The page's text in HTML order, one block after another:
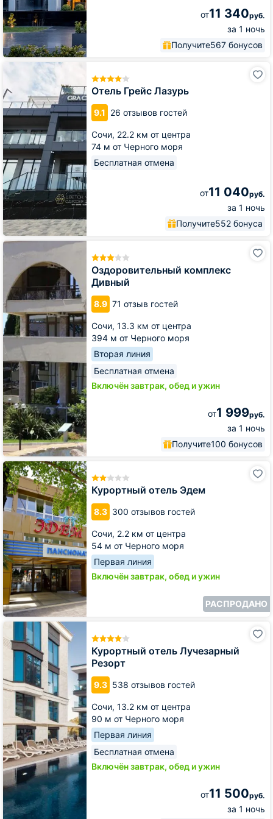
от11 340руб.
за 1 ночь
Получите567 бонусов
Отель Грейс Лазурь
9.1 26 отзывов гостей
Сочи, 22.2 км от центра
74 м от Черного моря
Бесплатная отмена
от11 040руб.
за 1 ночь
Получите552 бонуса
Грейс
Лазурь
Оздоровительный комплекс
Дивный
8.9 71 отзыв гостей
Сочи, 13.3 км от центра
394 м от Черного моря
Вторая линия
Бесплатная отмена
Включён завтрак, обед и ужин
от1 999руб.
за 1 ночь
Получите100 бонусов
Оздоровительный
комплекс
Дивный
Курортный отель Эдем
8.3 300 отзывов гостей
Сочи, 2.2 км от центра
54 м от Черного моря
Первая линия
Включён завтрак, обед и ужин
РАСПРОДАНО
Курортный
отель
Эдем
Курортный отель Лучезарный
Резорт
9.3 538 отзывов гостей
Сочи, 13.2 км от центра
90 м от Черного моря
Первая линия
Бесплатная отмена
Включён завтрак, обед и ужин
от11 500руб.
за 1 ночь
Курортный
отель
Лучезарный
Резорт